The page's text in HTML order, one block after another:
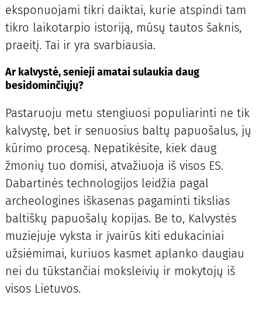
eksponuojami tikri daiktai, kurie atspindi tam
tikro laikotarpio istoriją, mūsų tautos šaknis,
praeitį. Tai ir yra svarbiausia.
Ar kalvystė, senieji amatai sulaukia daug
besidominčiųjų?
Pastaruoju metu stengiuosi populiarinti ne tik
kalvystę, bet ir senuosius baltų papuošalus, jų
kūrimo procesą. Nepatikėsite, kiek daug
žmonių tuo domisi, atvažiuoja iš visos ES.
Dabartinės technologijos leidžia pagal
archeologines iškasenas pagaminti tikslias
baltiškų papuošalų kopijas. Be to, Kalvystės
muziejuje vyksta ir įvairūs kiti edukaciniai
užsiėmimai, kuriuos kasmet aplanko daugiau
nei du tūkstančiai moksleivių ir mokytojų iš
visos Lietuvos.